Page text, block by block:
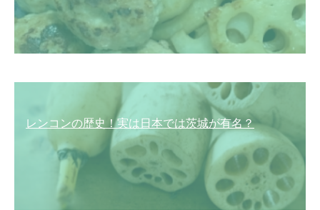
レンコンの歴史！実は日本では茨城が有名？